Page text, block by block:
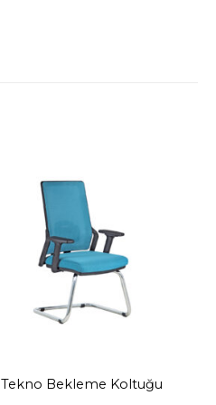
Tekno Bekleme Koltuğu